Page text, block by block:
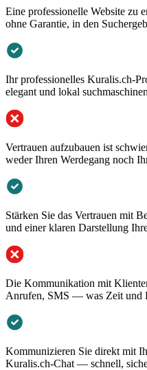
Eine professionelle Website zu
ohne Garantie, in den
Ihr professionelles Kuralis.ch-
elegant und lokal
Vertrauen aufzubauen ist
weder Ihren Werdegang noch
Stärken Sie das Vertrauen mit
und einer klaren Darstellung
Die Kommunikation mit
Anrufen, SMS — was Zeit und
Kommunizieren Sie direkt mit
Kuralis.ch-Chat — schnell,